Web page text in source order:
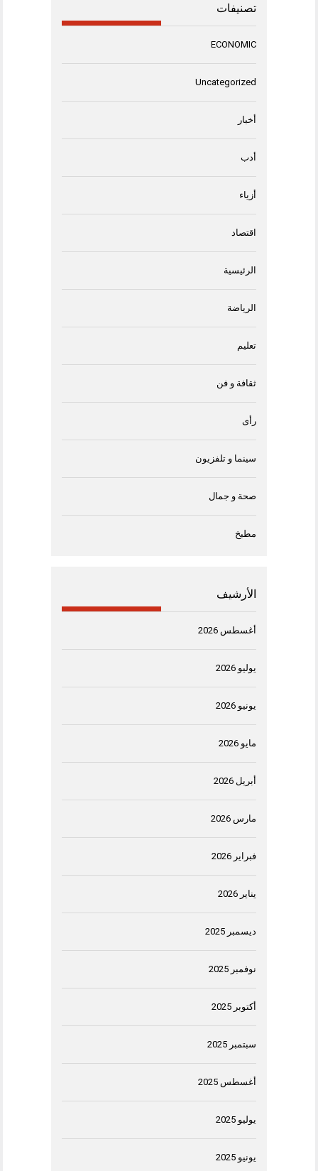
تصنيفات
ECONOMIC
Uncategorized
أخبار
أدب
أزياء
اقتصاد
الرئيسية
الرياضة
تعليم
ثقافة و فن
رأى
سينما و تلفزيون
صحة و جمال
مطبخ
الأرشيف
أغسطس 2026
يوليو 2026
يونيو 2026
مايو 2026
أبريل 2026
مارس 2026
فبراير 2026
يناير 2026
ديسمبر 2025
نوفمبر 2025
أكتوبر 2025
سبتمبر 2025
أغسطس 2025
يوليو 2025
يونيو 2025